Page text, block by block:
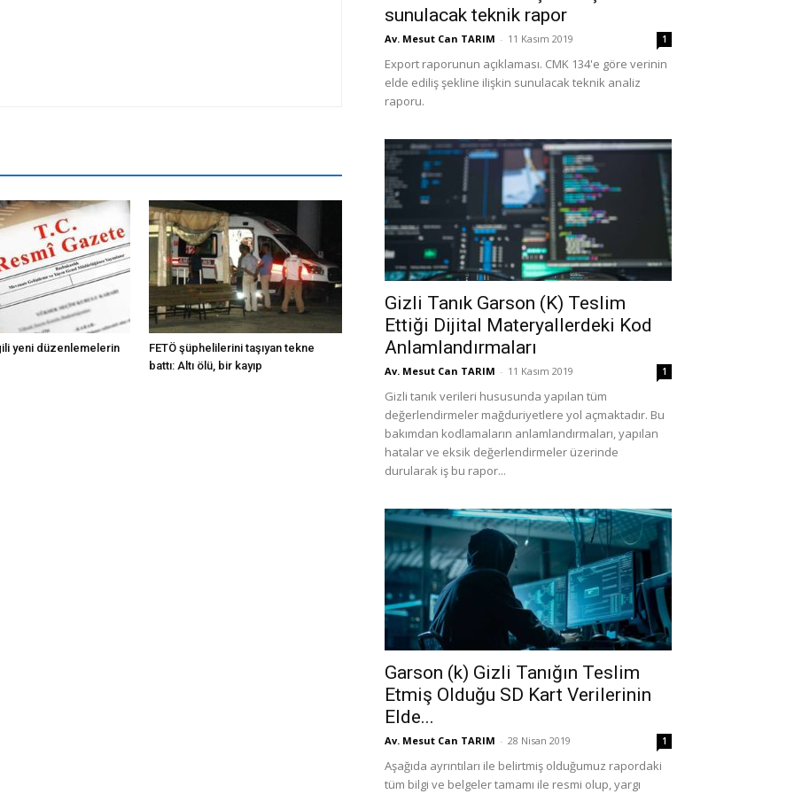
yeni düzenlemelerin
FETÖ şüphelilerini taşıyan tekne
battı: Altı ölü, bir kayıp
sunulacak teknik rapor
Av. Mesut Can TARIM - 11 Kasım 2019 1
Export raporunun açıklaması. CMK 134'e göre verinin
elde ediliş şekline ilişkin sunulacak teknik analiz
raporu.
Gizli Tanık Garson (K) Teslim
Ettiği Dijital Materyallerdeki Kod
Anlamlandırmaları
Av. Mesut Can TARIM - 11 Kasım 2019 1
Gizli tanık verileri hususunda yapılan tüm
değerlendirmeler mağduriyetlere yol açmaktadır. Bu
bakımdan kodlamaların anlamlandırmaları, yapılan
hatalar ve eksik değerlendirmeler üzerinde
durularak iş bu rapor...
Garson (k) Gizli Tanığın Teslim
Etmiş Olduğu SD Kart Verilerinin
Elde...
Av. Mesut Can TARIM - 28 Nisan 2019 1
Aşağıda ayrıntıları ile belirtmiş olduğumuz rapordaki
tüm bilgi ve belgeler tamamı ile resmi olup, yargı